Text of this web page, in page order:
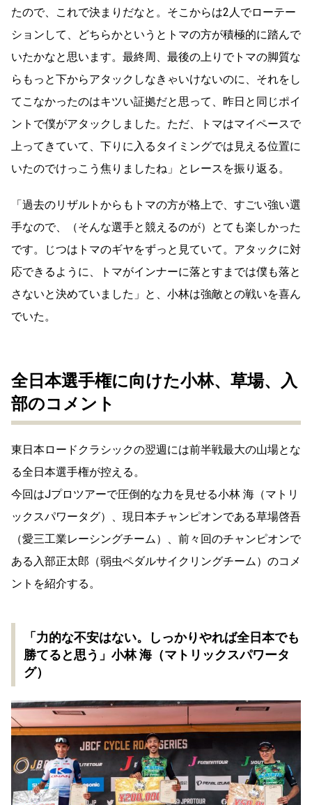
たので、これで決まりだなと。そこからは2人でローテー
ションして、どちらかというとトマの方が積極的に踏んで
いたかなと思います。最終周、最後の上りでトマの脚質な
らもっと下からアタックしなきゃいけないのに、それをし
てこなかったのはキツい証拠だと思って、昨日と同じポイ
ントで僕がアタックしました。ただ、トマはマイペースで
上ってきていて、下りに入るタイミングでは見える位置に
いたのでけっこう焦りましたね」とレースを振り返る。
「過去のリザルトからもトマの方が格上で、すごい強い選
手なので、（そんな選手と競えるのが）とても楽しかった
です。じつはトマのギヤをずっと見ていて。アタックに対
応できるように、トマがインナーに落とすまでは僕も落と
さないと決めていました」と、小林は強敵との戦いを喜ん
でいた。
全日本選手権に向けた小林、草場、入
部のコメント
東日本ロードクラシックの翌週には前半戦最大の山場とな
る全日本選手権が控える。
今回はJプロツアーで圧倒的な力を見せる小林 海（マトリ
ックスパワータグ）、現日本チャンピオンである草場啓吾
（愛三工業レーシングチーム）、前々回のチャンピオンで
ある入部正太郎（弱虫ペダルサイクリングチーム）のコメ
ントを紹介する。
「力的な不安はない。しっかりやれば全日本でも
勝てると思う」小林 海（マトリックスパワータ
グ）